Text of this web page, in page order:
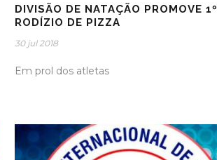
DIVISÃO DE NATAÇÃO PROMOVE 1º
RODÍZIO DE PIZZA
30 jul 2018
Em prol dos atletas